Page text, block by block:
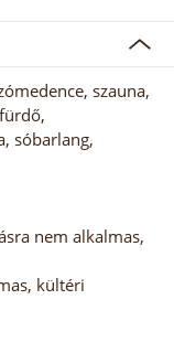
szauna,
sóbarlang,
nem alkalmas,
kültéri